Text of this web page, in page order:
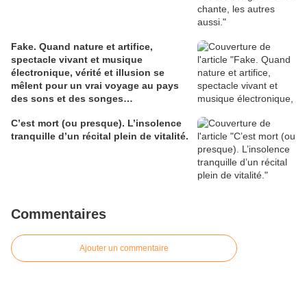
Fake. Quand nature et artifice,
spectacle vivant et musique
électronique, vérité et illusion se
mêlent pour un vrai voyage au pays
des sons et des songes…
C’est mort (ou presque). L’insolence
tranquille d’un récital plein de vitalité.
Commentaires
Ajouter un commentaire